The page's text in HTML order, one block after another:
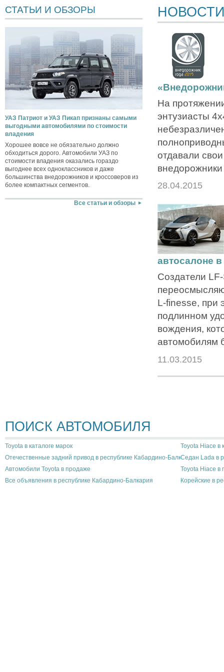
СТАТЬИ И ОБЗОРЫ
УАЗ Патриот и УАЗ Пикап признаны самыми
выгодными автомобилями по стоимости
владения
Хорошее вовсе не обязательно должно
обходиться дорого. Автомобили УАЗ по
стоимости владения оказались гораздо
выгоднее всех одноклассников и даже
большинства внедорожников и кроссоверов из
более компактных сегментов.
Все статьи и обзоры
НОВОСТИ
На
энтузиасты
отдавали
28.04.2015
автосалоне
Создатели
L-finesse, при
подлинном
вождения,
автомобилям
11.03.2015
ПОИСК АВТОМОБИЛЯ
Toyota в каталоге марок
Toyota Hiace в
Отечественные задний привод в республике Кабардино-БалкарияСедан Lada в
Автомобили Toyota в продаже
Toyota Hiace в
Все объявления в республике Кабардино-Балкария
Корейские в